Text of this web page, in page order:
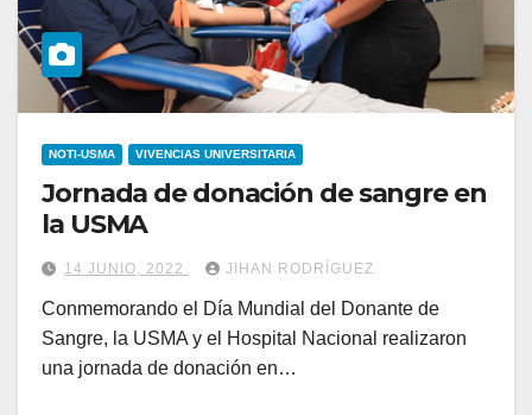
NOTI-USMA VIVENCIAS UNIVERSITARIA
Jornada de donación de sangre en
la USMA
14 JUNIO, 2022 JIHAN RODRÍGUEZ
Conmemorando el Día Mundial del Donante de
Sangre, la USMA y el Hospital Nacional realizaron
una jornada de donación en…